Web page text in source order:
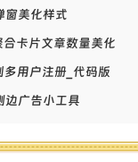
窗美化样式
卡片文章数量美化
多用户注册_代码版
边广告小工具